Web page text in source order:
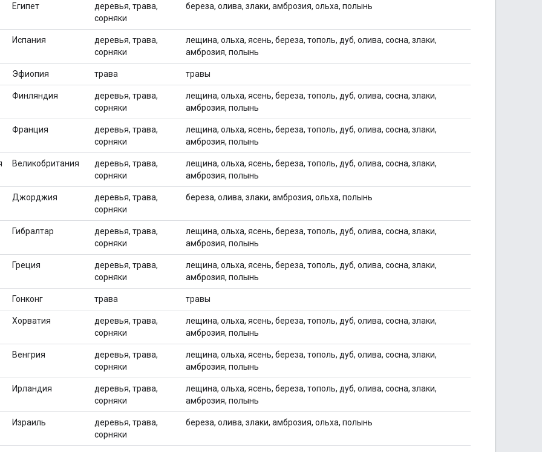
Египет
деревья, трава,
сорняки
береза, олива, злаки, амброзия, ольха, полынь
Испания
деревья, трава,
сорняки
лещина, ольха, ясень, береза, тополь, дуб, олива, сосна, злаки,
амброзия, полынь
Эфиопия трава травы
Финляндия
деревья, трава,
сорняки
лещина, ольха, ясень, береза, тополь, дуб, олива, сосна, злаки,
амброзия, полынь
Франция
деревья, трава,
сорняки
лещина, ольха, ясень, береза, тополь, дуб, олива, сосна, злаки,
амброзия, полынь
Великобритания
деревья, трава,
сорняки
лещина, ольха, ясень, береза, тополь, дуб, олива, сосна, злаки,
амброзия, полынь
Джорджия
деревья, трава,
сорняки
береза, олива, злаки, амброзия, ольха, полынь
Гибралтар
деревья, трава,
сорняки
лещина, ольха, ясень, береза, тополь, дуб, олива, сосна, злаки,
амброзия, полынь
Греция
деревья, трава,
сорняки
лещина, ольха, ясень, береза, тополь, дуб, олива, сосна, злаки,
амброзия, полынь
Гонконг трава травы
Хорватия
деревья, трава,
сорняки
лещина, ольха, ясень, береза, тополь, дуб, олива, сосна, злаки,
амброзия, полынь
Венгрия
деревья, трава,
сорняки
лещина, ольха, ясень, береза, тополь, дуб, олива, сосна, злаки,
амброзия, полынь
Ирландия
деревья, трава,
сорняки
лещина, ольха, ясень, береза, тополь, дуб, олива, сосна, злаки,
амброзия, полынь
Израиль
деревья, трава,
сорняки
береза, олива, злаки, амброзия, ольха, полынь